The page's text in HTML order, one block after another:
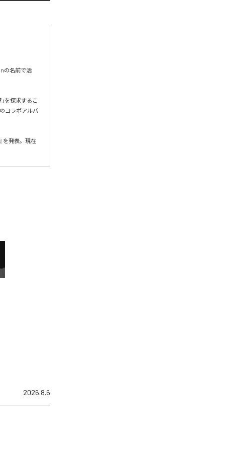
の名前で活
を探求するこ
コラボアルバ
を発表。現在
2026.8.6